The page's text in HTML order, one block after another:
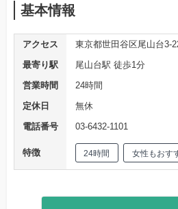
基本情報
アクセス
東京都世田谷区尾山台3-
最寄り駅
尾山台駅 徒歩1分
営業時間
24時間
定休日
無休
電話番号
03-6432-1101
特徴 24時間 女性もおす